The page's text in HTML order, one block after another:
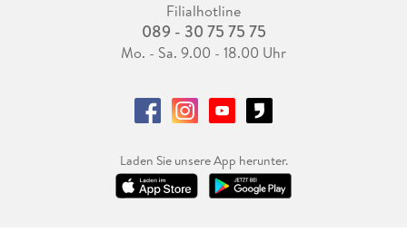
Filialhotline
089 - 30 75 75 75
Mo. - Sa. 9.00 - 18.00 Uhr
Laden Sie unsere App herunter.